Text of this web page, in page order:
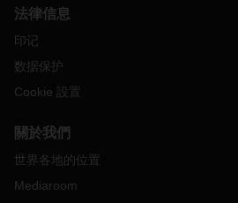
同時，DACHSER安裝了嚴格的衛生措
DACHSER試圖將這些措施的影響保持
是，連同政府的官方措施，這些預防
繫。
法律信息
印记
数据保护
Cookie 設置
關於我們
世界各地的位置
Mediaroom